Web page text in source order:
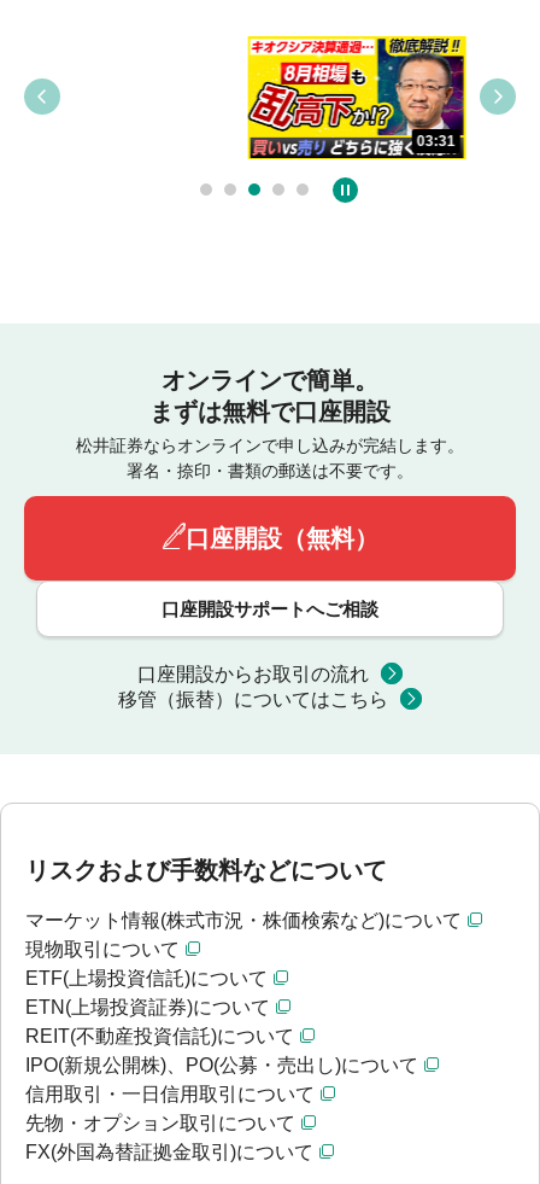
03:31
オンラインで簡単。
まずは無料で口座開設
松井証券ならオンラインで申し込みが完結します。
署名・捺印・書類の郵送は不要です。
口座開設（無料）
口座開設サポートへご相談
口座開設からお取引の流れ
移管（振替）についてはこちら
リスクおよび手数料などについて
マーケット情報(株式市況・株価検索など)について
現物取引について
ETF(上場投資信託)について
ETN(上場投資証券)について
REIT(不動産投資信託)について
IPO(新規公開株)、PO(公募・売出し)について
信用取引・一日信用取引について
先物・オプション取引について
FX(外国為替証拠金取引)について